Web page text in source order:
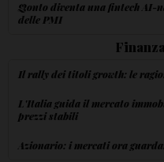
Qonto diventa una fintech AI-
delle PMI
Il rally dei titoli growth: le
L'Italia guida il mercato
prezzi stabili
Azionario: i mercati ora